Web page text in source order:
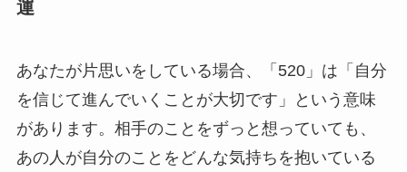
運
あなたが片思いをしている場合、「520」は「自分
を信じて進んでいくことが大切です」という意味
があります。相手のことをずっと想っていても、
あの人が自分のことをどんな気持ちを抱いている